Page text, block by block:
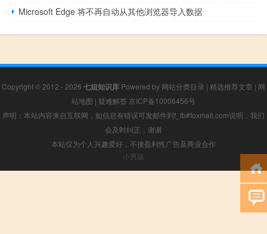
Microsoft Edge 将不再自动从其他浏览器导入数据
Copyright © 2012 - 2026 七姐知识库 Powered by 网站分类目录 | 精选推荐文章 | 网
站地图 | 疑难解答 京ICP备10006456号
声明：本站内容来自互联网，如信息有错误可发邮件到f_fb#foxmail.com说明，我们
会及时纠正，谢谢
本站仅为个人兴趣爱好，不接盈利性广告及商业合作
小男孩